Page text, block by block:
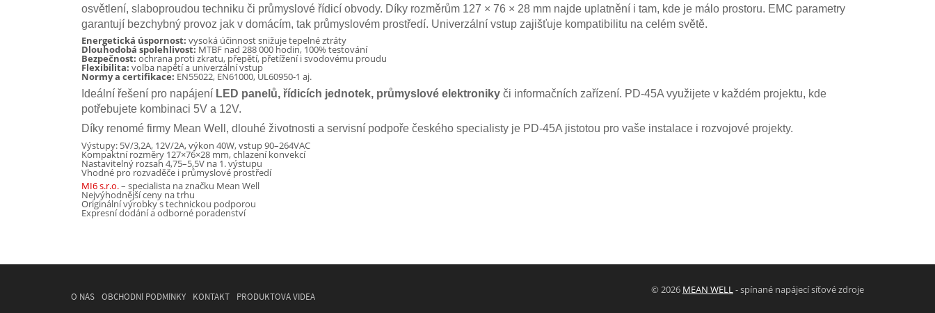
osvětlení, slaboproudou techniku či průmyslové řídicí obvody. Díky rozměrům 127 × 76 × 28 mm najde uplatnění i tam, kde je málo prostoru. EMC parametry
garantují bezchybný provoz jak v domácím, tak průmyslovém prostředí. Univerzální vstup zajišťuje kompatibilitu na celém světě.
Energetická úspornost: vysoká účinnost snižuje tepelné ztráty
Dlouhodobá spolehlivost: MTBF nad 288 000 hodin, 100% testování
Bezpečnost: ochrana proti zkratu, přepětí, přetížení i svodovému proudu
Flexibilita: volba napětí a univerzální vstup
Normy a certifikace: EN55022, EN61000, UL60950-1 aj.
Ideální řešení pro napájení LED panelů, řídicích jednotek, průmyslové elektroniky či informačních zařízení. PD-45A využijete v každém projektu, kde
potřebujete kombinaci 5V a 12V.
Díky renomé firmy Mean Well, dlouhé životnosti a servisní podpoře českého specialisty je PD-45A jistotou pro vaše instalace i rozvojové projekty.
Výstupy: 5V/3,2A, 12V/2A, výkon 40W, vstup 90–264VAC
Kompaktní rozměry 127×76×28 mm, chlazení konvekcí
Nastavitelný rozsah 4,75–5,5V na 1. výstupu
Vhodné pro rozvaděče i průmyslové prostředí
MI6 s.r.o.– specialista na značku Mean Well
Nejvýhodnější ceny na trhu
Originální výrobky s technickou podporou
Expresní dodání a odborné poradenství
O NÁS OBCHODNÍ PODMÍNKY KONTAKT PRODUKTOVÁ VIDEA
© 2026 MEAN WELL - spínané napájecí síťové zdroje